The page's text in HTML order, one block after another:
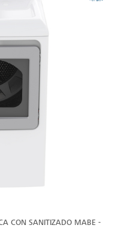
CON SANITIZADO MABE -